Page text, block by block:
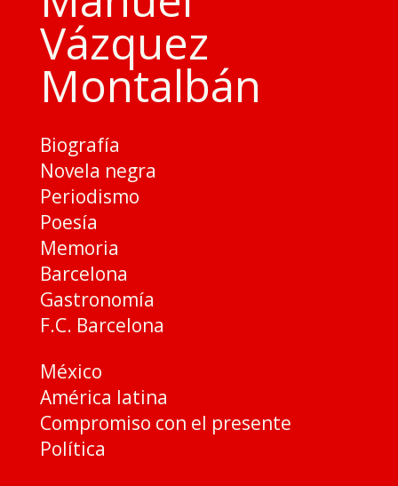
Vázquez
Montalbán
Biografía
Novela negra
Periodismo
Poesía
Memoria
Barcelona
Gastronomía
F.C. Barcelona
México
América latina
Compromiso con el presente
Política